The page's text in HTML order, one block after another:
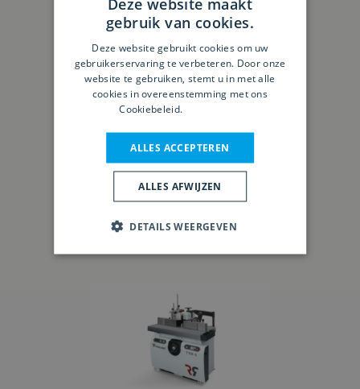
MiniMax TW 45C
gebruik van cookies.
Deze website gebruikt cookies om uw
gebruikerservaring te verbeteren. Door onze
website te gebruiken, stemt u in met alle
cookies in overeenstemming met ons
Cookiebeleid.
ALLES ACCEPTEREN
ALLES AFWIJZEN
DETAILS WEERGEVEN